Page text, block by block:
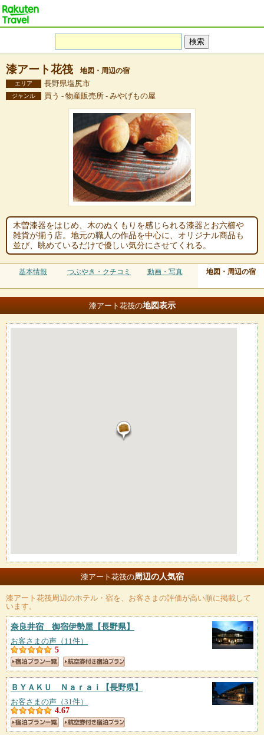
漆アート花筏 地図・周辺の宿
エリア 長野県塩尻市
ジャンル 買う - 物産販売所 - みやげもの屋
木曽漆器をはじめ、木のぬくもりを感じられる漆器とお六櫛や
雑貨が揃う店。地元の職人の作品を中心に、オリジナル商品も
並び、眺めているだけで優しい気分にさせてくれる。
基本情報 つぶやき・クチコミ 動画・写真 地図・周辺の宿
漆アート花筏の地図表示
漆アート花筏の周辺の人気宿
漆アート花筏周辺のホテル・宿を、お客さまの評価が高い順に掲載して
います。
奈良井宿 御宿伊勢屋 【長野県】
お客さまの声（11件）
5
ＢＹＡＫＵ Ｎａｒａｉ 【長野県】
お客さまの声（31件）
4.67